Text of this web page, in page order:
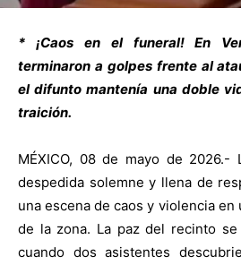
* ¡Caos en el funeral! En
terminaron a golpes frente al
el difunto mantenía una doble
traición.
MÉXICO, 08 de mayo de
despedida solemne y llena de
una escena de caos y violencia
de la zona. La paz del recinto se
cuando dos asistentes